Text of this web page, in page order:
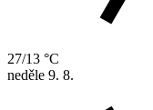
27/13 °C
neděle 9. 8.